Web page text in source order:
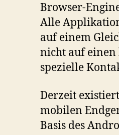
Browser-
Alle
auf einem
nicht auf einen
spezielle
Derzeit
mobilen
Basis des